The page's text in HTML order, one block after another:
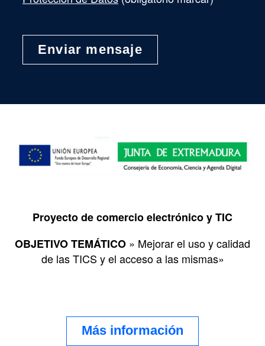
Proyecto de comercio electrónico y TIC
OBJETIVO TEMÁTICO » Mejorar el uso y calidad
de las TICS y el acceso a las mismas»
Más información